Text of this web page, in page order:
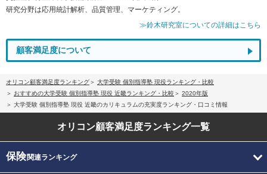
研究分野は応用統計解析、品質管理、マーケティング。
≫鈴木研究室についての詳細はこちら
顧客満足度について
オリコン顧客満足度ランキング
大学受験 個別指導塾 現役ランキング・比較
おすすめの大学受験 個別指導塾 現役 近畿ランキング・比較
2020年版
大学受験 個別指導塾 現役 近畿のカリキュラムの充実度ランキング・口コミ情報
オリコン顧客満足度ランキング一覧
保険関連ランキング